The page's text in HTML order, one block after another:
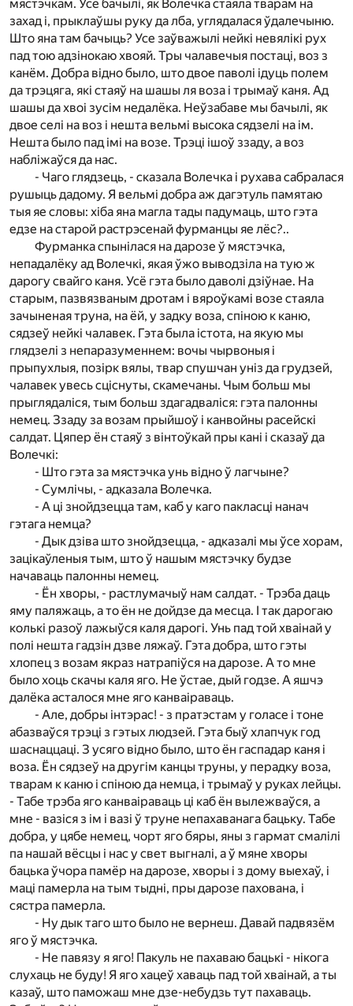
мястэчкам. Усе бачылі, як Волечка стаяла тварам на
захад і, прыклаўшы руку да лба, углядалася ўдалечыню.
Што яна там бачыць? Усе заўважылі нейкі невялікі рух
пад тою адзінокаю хвояй. Тры чалавечыя постаці, воз з
канём. Добра відно было, што двое паволі ідуць полем
да трэцяга, які стаяў на шашы ля воза і трымаў каня. Ад
шашы да хвоі зусім недалёка. Неўзабаве мы бачылі, як
двое селі на воз і нешта вельмі высока сядзелі на ім.
Нешта было пад імі на возе. Трэці ішоў ззаду, а воз
набліжаўся да нас.
- Чаго глядзець, - сказала Волечка і рухава сабралася
рушыць дадому. Я вельмі добра аж дагэтуль памятаю
тыя яе словы: хіба яна магла тады падумаць, што гэта
едзе на старой растрэсенай фурманцы яе лёс?..
Фурманка спынілася на дарозе ў мястэчка,
непадалёку ад Волечкі, якая ўжо выводзіла на тую ж
дарогу свайго каня. Усё гэта было даволі дзіўнае. На
старым, пазвязваным дротам і вяроўкамі возе стаяла
зачыненая труна, на ёй, у задку воза, спіною к каню,
сядзеў нейкі чалавек. Гэта была істота, на якую мы
глядзелі з непаразуменнем: вочы чырвоныя і
прыпухлыя, позірк вялы, твар спушчан уніз да грудзей,
чалавек увесь сціснуты, скамечаны. Чым больш мы
прыглядаліся, тым больш здагадваліся: гэта палонны
немец. Ззаду за возам прыйшоў і канвойны расейскі
салдат. Цяпер ён стаяў з вінтоўкай пры кані і сказаў да
Волечкі:
- Што гэта за мястэчка унь відно ў лагчыне?
- Сумлічы, - адказала Волечка.
- А ці знойдзецца там, каб у каго пакласці нанач
гэтага немца?
- Дык дзіва што знойдзецца, - адказалі мы ўсе хорам,
зацікаўленыя тым, што ў нашым мястэчку будзе
начаваць палонны немец.
- Ён хворы, - растлумачыў нам салдат. - Трэба даць
яму паляжаць, а то ён не дойдзе да месца. І так дарогаю
колькі разоў лажыўся каля дарогі. Унь пад той хваінай у
полі нешта гадзін дзве ляжаў. Гэта добра, што гэты
хлопец з возам якраз натрапіўся на дарозе. А то мне
было хоць скачы каля яго. Не ўстае, дый годзе. А яшчэ
далёка асталося мне яго канваіраваць.
- Але, добры інтэрас! - з пратэстам у голасе і тоне
абазваўся трэці з гэтых людзей. Гэта быў хлапчук год
шаснаццаці. З усяго відно было, што ён гаспадар каня і
воза. Ён сядзеў на другім канцы труны, у перадку воза,
тварам к каню і спіною да немца, і трымаў у руках лейцы.
- Табе трэба яго канваіраваць ці каб ён вылежваўся, а
мне - вазіся з ім і вазі ў труне непахаванага бацьку. Табе
добра, у цябе немец, чорт яго бяры, яны з гармат смалілі
па нашай вёсцы і нас у свет выгналі, а ў мяне хворы
бацька ўчора памёр на дарозе, хворы і з дому выехаў, і
маці памерла на тым тыдні, пры дарозе пахована, і
сястра памерла.
- Ну дык таго што было не вернеш. Давай падвязём
яго ў мястэчка.
- Не павязу я яго! Пакуль не пахаваю бацькі - нікога
слухаць не буду! Я яго хацеў хаваць пад той хваінай, а ты
казаў, што паможаш мне дзе-небудзь тут пахаваць.